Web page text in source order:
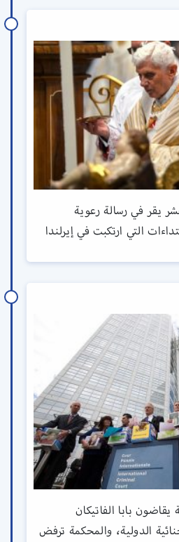
يقر في رسالة رعوية
التي ارتكبت في إيرلندا
بابا الفاتيكان
الدولية، والمحكمة ترفض